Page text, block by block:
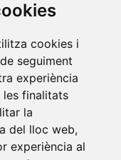
cookies i
seguiment
experiència
les finalitats
la
del lloc web,
experiència al
d'Alacant
Autònoma de
•Universitat
de Girona •